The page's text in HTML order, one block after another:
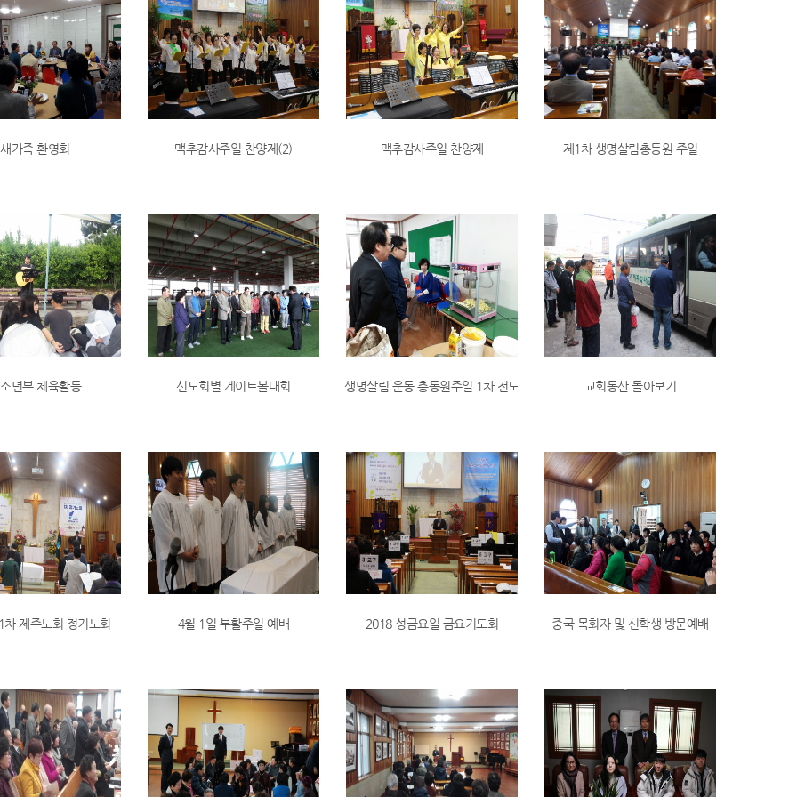
새가족 환영회 맥추감사주일 찬양제(2) 맥추감사주일 찬양제 제1차 생명살림총동원 주일
년부 체육활동 신도회별 게이트볼대회 생명살림 운동 총동원주일 1차 전도 교회동산 돌아보기
제주노회 정기노회 4월 1일 부활주일 예배 2018 성금요일 금요기도회 중국 목회자 및 신학생 방문예배